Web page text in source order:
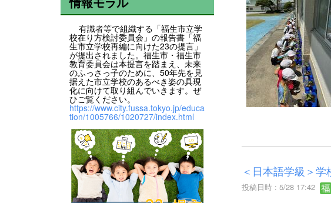
＜日本語学級＞
投稿日時 : 5/28 17:42
有識者等で組織する「福生市立学
校在り方検討委員会」の報告書「福
生市立学校再編に向けた23の提言」
が提出されました。福生市・福生市
教育委員会は本提言を踏まえ、未来
のふっさっ子のために、50年先を見
据えた市立学校のあるべき姿の具現
化に向けて取り組んでいきます。ぜ
ひご覧ください。
https://www.city.fussa.tokyo.jp/educa
tion/1005766/1020727/index.html